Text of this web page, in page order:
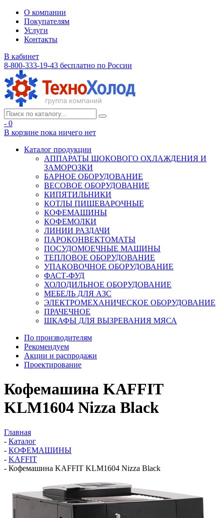
О компании
Покупателям
Услуги
Контакты
В кабинет
8-800-333-19-43 бесплатно по России
- 0
В корзине пока ничего нет
Каталог продукции
АППАРАТЫ ШОКОВОГО ОХЛАЖДЕНИЯ И
ЗАМОРОЗКИ
БАРНОЕ ОБОРУДОВАНИЕ
ВЕСОВОЕ ОБОРУДОВАНИЕ
КИПЯТИЛЬНИКИ
КОТЛЫ ПИЩЕВАРОЧНЫЕ
КОФЕМАШИНЫ
КОФЕМОЛКИ
ЛИНИИ РАЗДАЧИ
ПАРОКОНВЕКТОМАТЫ
ПОСУДОМОЕЧНЫЕ МАШИНЫ
ТЕПЛОВОЕ ОБОРУДОВАНИЕ
УПАКОВОЧНОЕ ОБОРУДОВАНИЕ
ФАСТ-ФУД
ХОЛОДИЛЬНОЕ ОБОРУДОВАНИЕ
МЕБЕЛЬ ДЛЯ АЗС
ЭЛЕКТРОМЕХАНИЧЕСКОЕ ОБОРУДОВАНИЕ
ПРАЧЕЧНОЕ
ШКАФЫ ДЛЯ ВЫЗРЕВАНИЯ МЯСА
По производителям
Рекомендуем
Акции и распродажи
Проектирование
Кофемашина KAFFIT
KLM1604 Nizza Black
Главная
- Каталог
- КОФЕМАШИНЫ
- KAFFIT
- Кофемашина KAFFIT KLM1604 Nizza Black